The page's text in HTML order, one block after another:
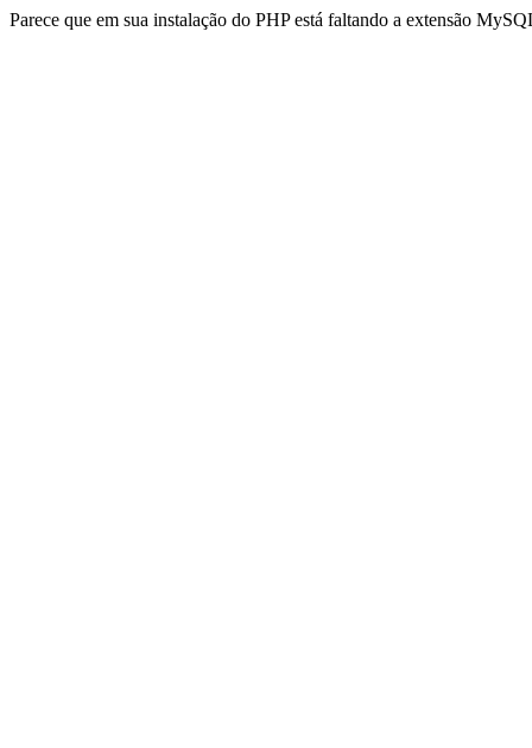
Parece que em sua instalação do PHP está faltando a extensão